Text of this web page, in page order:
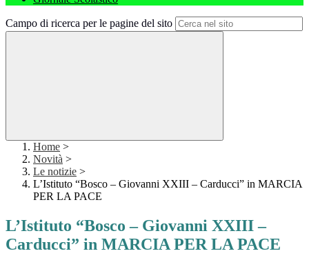
Campo di ricerca per le pagine del sito
Home >
Novità >
Le notizie >
L’Istituto “Bosco – Giovanni XXIII – Carducci” in MARCIA
PER LA PACE
L’Istituto “Bosco – Giovanni XXIII –
Carducci” in MARCIA PER LA PACE